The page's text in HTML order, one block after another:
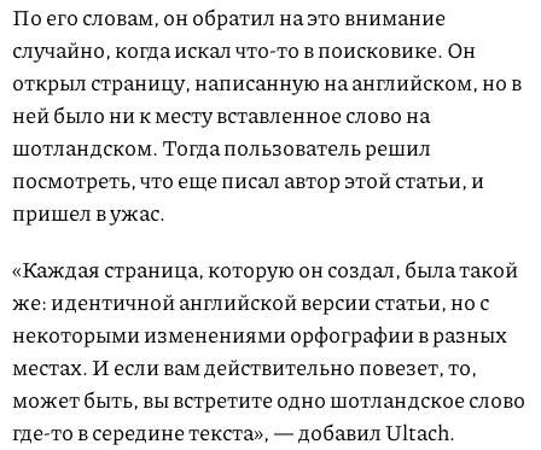
По его словам, он обратил на это внимание
случайно, когда искал что-то в поисковике. Он
открыл страницу, написанную на английском, но в
ней было ни к месту вставленное слово на
шотландском. Тогда пользователь решил
посмотреть, что еще писал автор этой статьи, и
пришел в ужас.
«Каждая страница, которую он создал, была такой
же: идентичной английской версии статьи, но с
некоторыми изменениями орфографии в разных
местах. И если вам действительно повезет, то,
может быть, вы встретите одно шотландское слово
где-то в середине текста», — добавил Ultach.